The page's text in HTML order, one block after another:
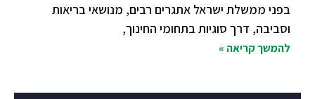
בפני ממשלת ישראל אתגרים רבים, מנושאי בריאות
וסביבה, דרך סוגיות בתחומי החינוך,
להמשך קריאה »